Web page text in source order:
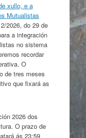
xullo, e a
Mutualistas
2026, do 29 de
a integración
no sistema
recordar
O
de tres meses
que fixará as
2026 dos
O prazo de
ás 23:59